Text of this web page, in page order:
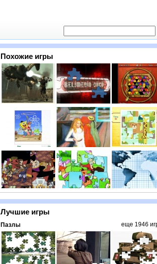
Похожие игры
Лучшие игры
Пазлы еще 1946